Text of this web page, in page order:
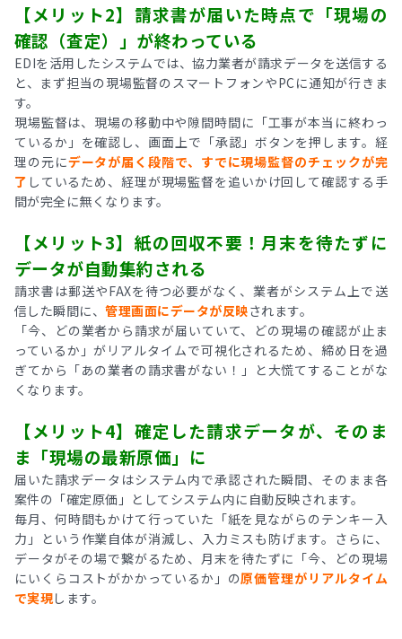
【メリット2】請求書が届いた時点で「現場の
確認（査定）」が終わっている
EDIを活用したシステムでは、協力業者が請求データを送信する
と、まず担当の現場監督のスマートフォンやPCに通知が行きま
す。
現場監督は、現場の移動中や隙間時間に「工事が本当に終わっ
ているか」を確認し、画面上で「承認」ボタンを押します。経
理の元にデータが届く段階で、すでに現場監督のチェックが完
了 しているため、経理が現場監督を追いかけ回して確認する手
間が完全に無くなります。
【メリット3】紙の回収不要！月末を待たずに
データが自動集約される
請求書は郵送やFAXを待つ必要がなく、業者がシステム上で送
信した瞬間に、管理画面にデータが反映されます。
「今、どの業者から請求が届いていて、どの現場の確認が止ま
っているか」がリアルタイムで可視化されるため、締め日を過
ぎてから「あの業者の請求書がない！」と大慌てすることがな
くなります。
【メリット4】確定した請求データが、そのま
ま「現場の最新原価」に
届いた請求データはシステム内で承認された瞬間、そのまま各
案件の「確定原価」としてシステム内に自動反映されます。
毎月、何時間もかけて行っていた「紙を見ながらのテンキー入
力」という作業自体が消滅し、入力ミスも防げます。さらに、
データがその場で繋がるため、月末を待たずに「今、どの現場
にいくらコストがかかっているか」の原価管理がリアルタイム
で実現します。